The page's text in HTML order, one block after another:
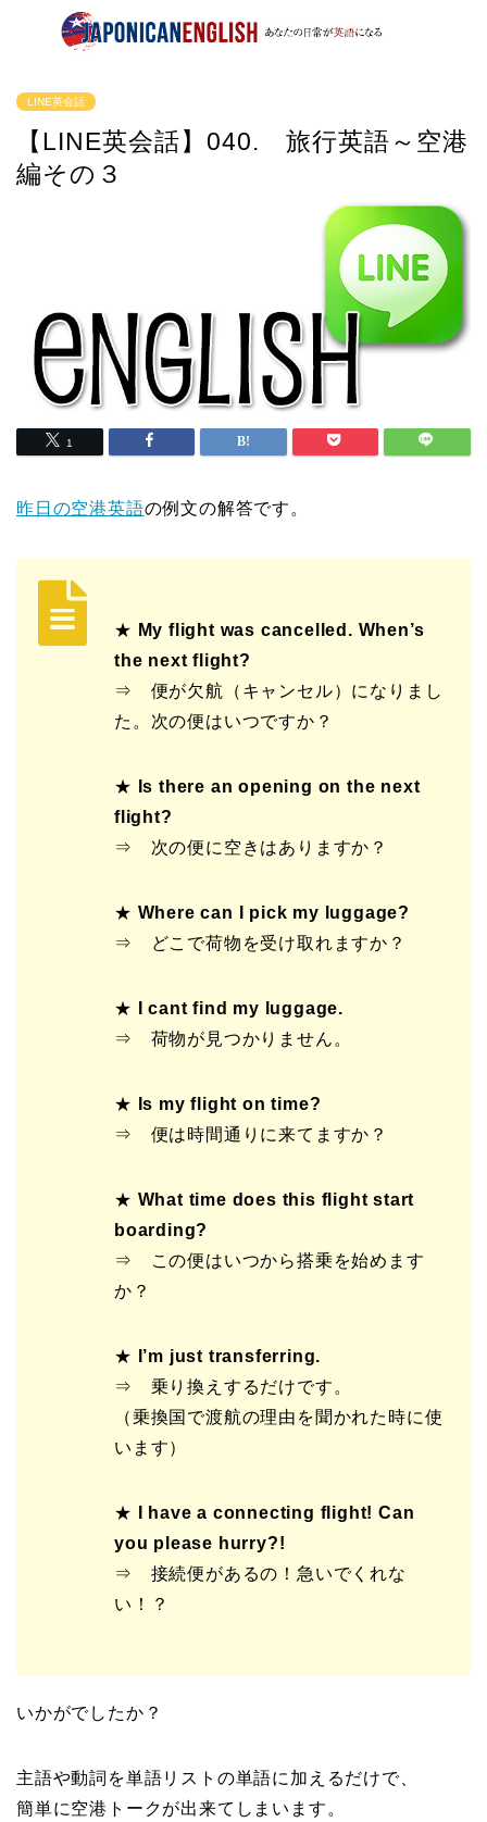
LINE英会話
【LINE英会話】040. 旅行英語～空港
編その３
1
昨日の空港英語の例文の解答です。
★ My flight was cancelled. When’s
the next flight?
⇒ 便が欠航（キャンセル）になりまし
た。次の便はいつですか？
★
Is there an opening on the next
flight?
⇒ 次の便に空きはありますか？
★ Where can I pick my luggage?
⇒ どこで荷物を受け取れますか？
★
I cant find my luggage.
⇒ 荷物が見つかりません。
★
Is my flight on time?
⇒ 便は時間通りに来てますか？
★ What time does this flight start
boarding?
⇒ この便はいつから搭乗を始めます
か？
★
I’m just transferring.
⇒ 乗り換えするだけです。
（乗換国で渡航の理由を聞かれた時に使
います）
★
I have a connecting flight! Can
you please hurry?!
⇒ 接続便があるの！急いでくれな
い！？
いかがでしたか？
主語や動詞を単語リストの単語に加えるだけで、
簡単に空港トークが出来てしまいます。